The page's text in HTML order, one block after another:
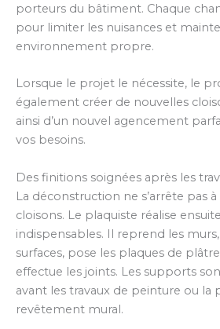
porteurs du bâtiment. Chaque
pour limiter les nuisances et
environnement propre.
Lorsque le projet le nécessite, le
également créer de nouvelles
ainsi d’un nouvel agencement
vos besoins.
Des finitions soignées après les
La déconstruction ne s’arrête pas
cloisons. Le plaquiste réalise
indispensables. Il reprend les
surfaces, pose les plaques de
effectue les joints. Les supports
avant les travaux de peinture ou la
revêtement mural.